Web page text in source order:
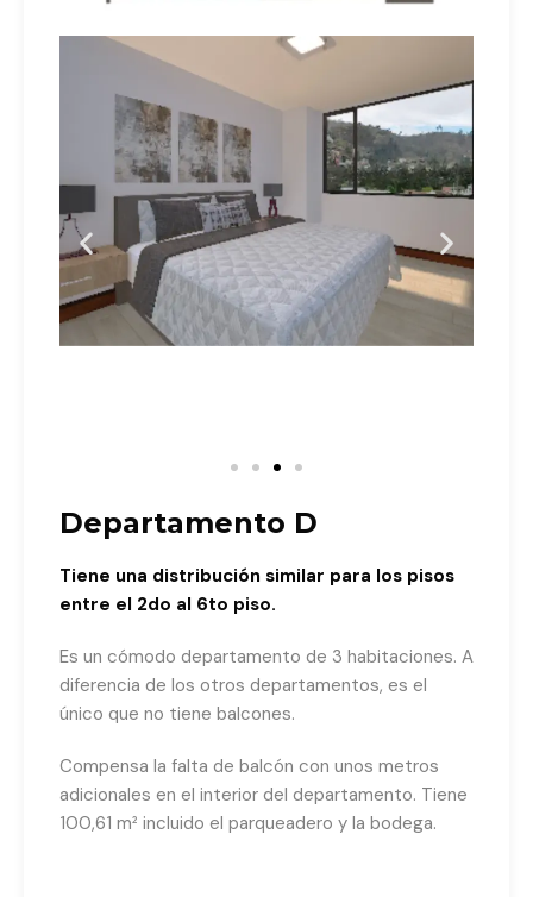
Departamento D
Tiene una distribución similar para los pisos
entre el 2do al 6to piso.
Es un cómodo departamento de 3 habitaciones. A
diferencia de los otros departamentos, es el
único que no tiene balcones.
Compensa la falta de balcón con unos metros
adicionales en el interior del departamento. Tiene
100,61 m² incluido el parqueadero y la bodega.